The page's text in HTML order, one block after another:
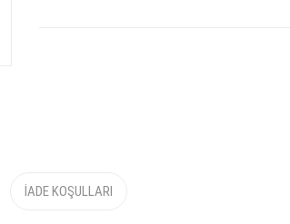
İADE KOŞULLARI